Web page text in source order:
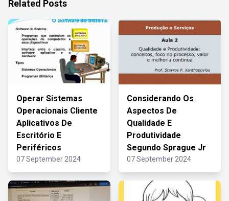
Related Posts
Operar Sistemas
Operacionais Cliente
Aplicativos De
Escritório E
Periféricos
07 September 2024
Considerando Os
Aspectos De
Qualidade E
Produtividade
Segundo Sprague Jr
07 September 2024